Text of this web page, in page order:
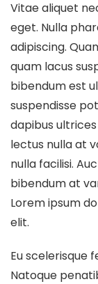
Vitae aliquet
eget. Nulla
adipiscing.
quam lacus
bibendum est
suspendisse
dapibus
lectus nulla at
nulla facilisi.
bibendum at
Lorem ipsum
elit.
Eu scelerisque
Natoque